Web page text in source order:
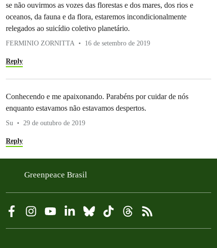
se não ouvirmos as vozes das florestas e dos mares, dos rios e
oceanos, da fauna e da flora, estaremos incondicionalmente
relegados ao suicídio coletivo planetário.
FERMINIO ZORNITTA 16 de setembro de 2019
Reply
Conhecendo e me apaixonando. Parabéns por cuidar de nós
enquanto estavamos não estavamos despertos.
Su 29 de outubro de 2019
Reply
Greenpeace Brasil